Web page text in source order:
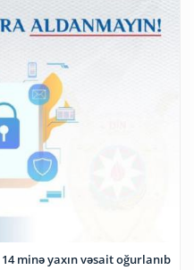
minə yaxın vəsait oğurlanıb